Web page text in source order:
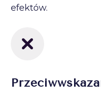
efektów.